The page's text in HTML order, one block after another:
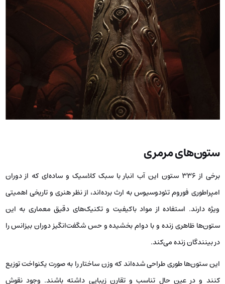
ستون‌های مرمری
برخی از ۳۳۶ ستون این آب انبار با سبک کلاسیک و ساده‌ای که از دوران
امپراطوری فوروم تئودوسیوس به ارث برده‌اند، از نظر هنری و تاریخی اهمیتی
ویژه دارند. استفاده از مواد باکیفیت و تکنیک‌های دقیق معماری به این
ستون‌ها ظاهری زنده و با دوام بخشیده و حس شگفت‌انگیز دوران بیزانس را
در بینندگان زنده می‌کند.
این ستون‌ها طوری طراحی شده‌‌اند که وزن ساختار را به صورت یکنواخت توزیع
کنند و در عین حال تناسب و تقارن زیبایی داشته باشند. وجود نقوش